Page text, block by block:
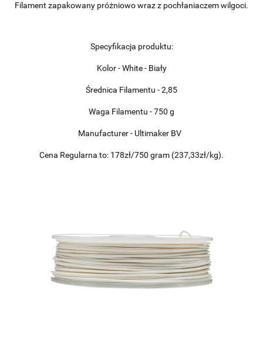
Filament zapakowany próżniowo wraz z pochłaniaczem wilgoci.
Specyfikacja produktu:
Kolor - White - Biały
Średnica Filamentu - 2,85
Waga Filamentu - 750 g
Manufacturer - Ultimaker BV
Cena Regularna to: 178zł/750 gram (237,33zł/kg).